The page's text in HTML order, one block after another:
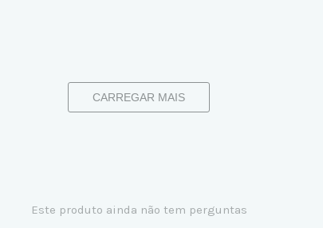
CARREGAR MAIS
Este produto ainda não tem perguntas